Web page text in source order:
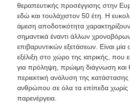
θεραπευτικής προσέγγισης στην
εδώ και τουλάχιστον 50 έτη. Η
άμεση αποδοτικότητα
σημαντικά έναντι άλλων
επιβαρυντικών εξετάσεων. Είναι
εξέλιξη στο χώρο της ιατρικής, που
για πρόληψη, πρώιμη διάγνωση και
περιεκτική ανάλυση της κατάστασης
ανθρώπου σε όλα τα επίπεδα χωρίς
παρενέργεια.